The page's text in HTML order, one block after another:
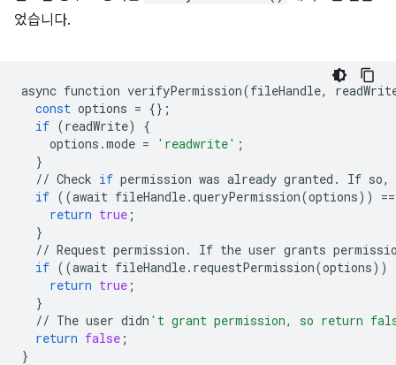
었습니다.
async function verifyPermission(fileHandle,
const options = {};
if (readWrite)
{
options .mode = 'readwrite' ;
}
// Check if permission was already granted . If so,
if ((await fileHandle.queryPermission(options))
return true ;
}
// Request permission . If the user grants
if ((await fileHandle. requestPermission(options))
return true ;
}
// The user didn 't grant permission, so return
return false ;
}